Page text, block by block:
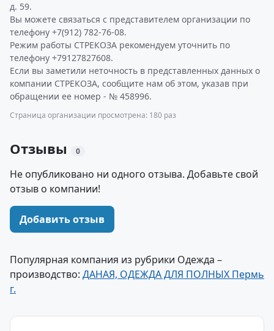
д. 59.
Вы можете связаться с представителем организации по
телефону +7(912) 782-76-08.
Режим работы СТРЕКОЗА рекомендуем уточнить по
телефону +79127827608.
Если вы заметили неточность в представленных данных о
компании СТРЕКОЗА, сообщите нам об этом, указав при
обращении ее номер - № 458996.
Страница организации просмотрена: 180 раз
Отзывы 0
Не опубликовано ни одного отзыва. Добавьте свой
отзыв о компании!
Добавить отзыв
Популярная компания из рубрики Одежда –
производство: ДАНАЯ, ОДЕЖДА ДЛЯ ПОЛНЫХ Пермь
г.